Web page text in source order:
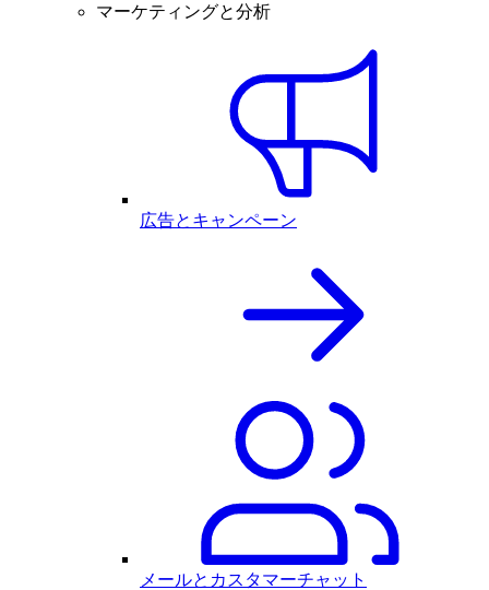
マーケティングと分析
広告とキャンペーン
メールとカスタマーチャット